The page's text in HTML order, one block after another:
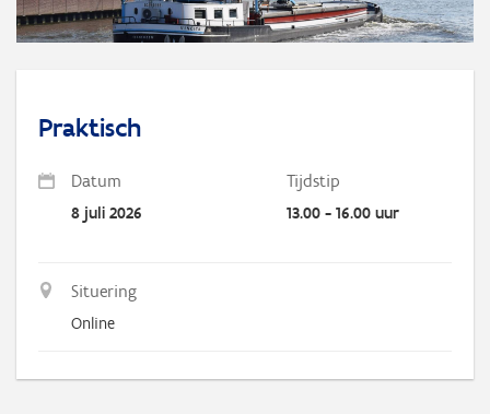
Praktisch
Datum Tijdstip
8 juli 2026 13.00 - 16.00 uur
Situering
Online